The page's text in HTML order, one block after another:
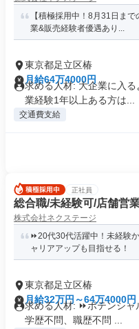
【積極採用中！8月31日ま
業&販売経験者優遇あり...
東京都足立区椿
月給64万4000円
求める人材: 大企業に入
業経験1年以上ある方は...
交通費支給
正社員
総合職/未経験可/店舗営
株式会社ネクステージ
⏩️20代30代活躍中！未経験
ャリアアップも目指せる！
東京都足立区椿
月給32万円～64万4000円
求める人材: ⏩️ポテンシャ
学歴不問、職歴不問 ...